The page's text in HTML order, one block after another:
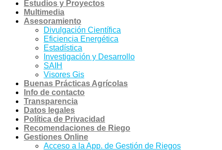
Estudios y Proyectos
Multimedia
Asesoramiento
Divulgación Científica
Eficiencia Energética
Estadística
Investigación y Desarrollo
SAIH
Visores Gis
Buenas Prácticas Agrícolas
Info de contacto
Transparencia
Datos legales
Política de Privacidad
Recomendaciones de Riego
Gestiones Online
Acceso a la App. de Gestión de Riegos